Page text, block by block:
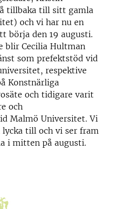
tillbaka till sitt gamla
och vi har nu en
börja den 19 augusti.
blir Cecilia Hultman
som prefektstöd vid
respektive
Konstnärliga
och tidigare varit
och
Malmö Universitet. Vi
till och vi ser fram
i mitten på augusti.